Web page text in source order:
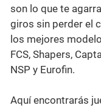
son lo que te
giros sin perder el
los mejores
FCS, Shapers,
NSP y Eurofin.
Aquí encontrarás